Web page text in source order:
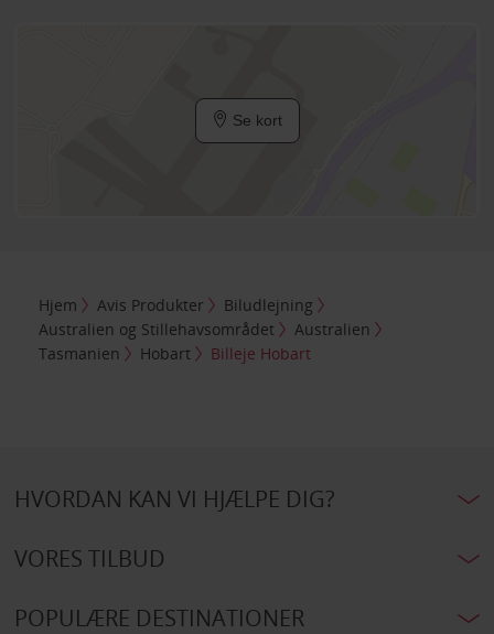
Se kort
Hjem Avis Produkter
Biludlejning
Australien og Stillehavsområdet
Australien
Tasmanien
Hobart Billeje Hobart
HVORDAN KAN VI HJÆLPE DIG?
VORES TILBUD
POPULÆRE DESTINATIONER